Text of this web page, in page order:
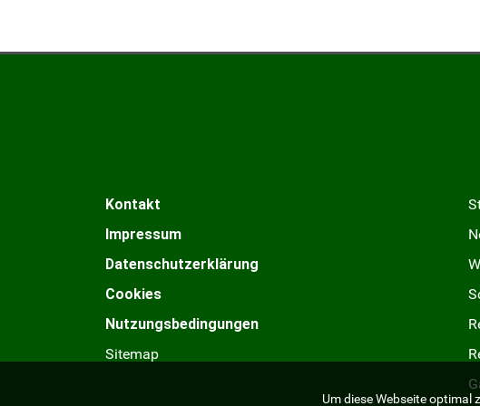
Kontakt
Impressum
Datenschutzerklärung
Cookies
Nutzungsbedingungen
Sitemap
Um diese Webseite